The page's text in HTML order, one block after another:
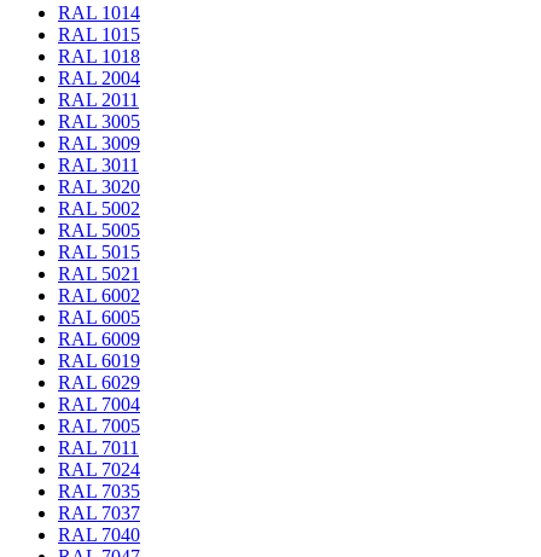
RAL 1014
RAL 1015
RAL 1018
RAL 2004
RAL 2011
RAL 3005
RAL 3009
RAL 3011
RAL 3020
RAL 5002
RAL 5005
RAL 5015
RAL 5021
RAL 6002
RAL 6005
RAL 6009
RAL 6019
RAL 6029
RAL 7004
RAL 7005
RAL 7011
RAL 7024
RAL 7035
RAL 7037
RAL 7040